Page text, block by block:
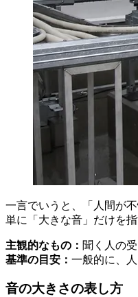
一言でいうと、「人間が
単に「大きな音」だけを
主観的なもの： 聞く人の
基準の目安： 一般的に、
音の大きさの表し方